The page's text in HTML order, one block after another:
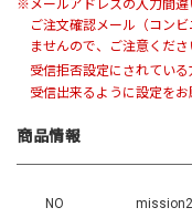
※メールアドレスの入力間違
ご注文確認メール（コン
ませんので、ご注意くださ
受信拒否設定にされている
受信出来るように設定をお
商品情報
NO